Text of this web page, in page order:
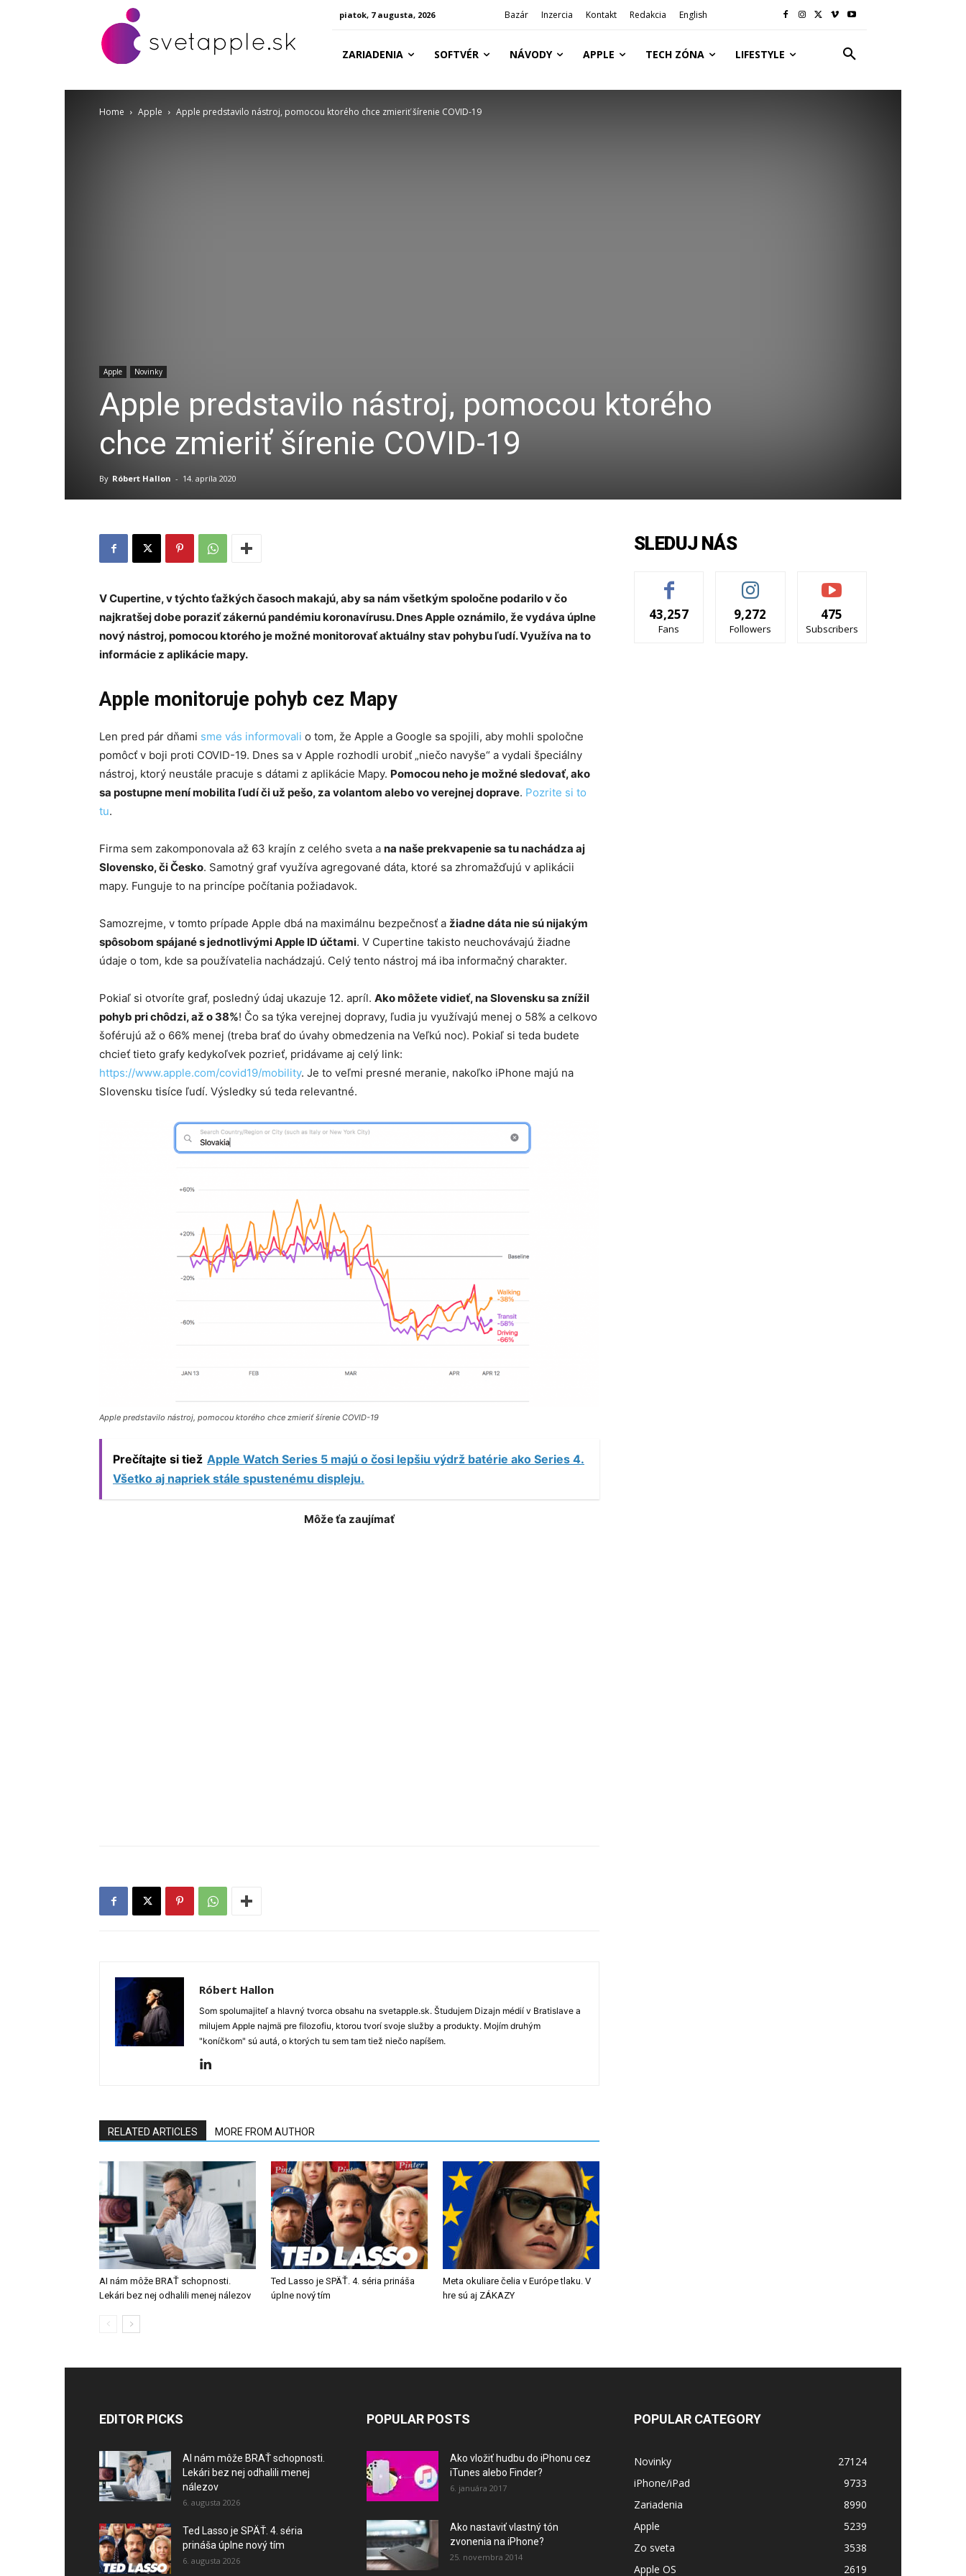
piatok, 7 augusta, 2026 Bazár Inzercia Kontakt Redakcia English
ZARIADENIA SOFTVÉR NÁVODY APPLE TECH ZÓNA LIFESTYLE
Home Apple Apple predstavilo nástroj, pomocou ktorého chce zmieriť šírenie COVID-19
Apple Novinky
Apple predstavilo nástroj, pomocou ktorého
chce zmieriť šírenie COVID-19
By Róbert Hallon - 14. apríla 2020
V Cupertine, v týchto ťažkých časoch makajú, aby sa nám všetkým spoločne podarilo v čo
najkratšej dobe poraziť zákernú pandémiu koronavírusu. Dnes Apple oznámilo, že vydáva úplne
nový nástroj, pomocou ktorého je možné monitorovať aktuálny stav pohybu ľudí. Využíva na to
informácie z aplikácie mapy.
Apple monitoruje pohyb cez Mapy
Len pred pár dňami sme vás informovali o tom, že Apple a Google sa spojili, aby mohli spoločne
pomôcť v boji proti COVID-19. Dnes sa v Apple rozhodli urobiť „niečo navyše“ a vydali špeciálny
nástroj, ktorý neustále pracuje s dátami z aplikácie Mapy. Pomocou neho je možné sledovať, ako
sa postupne mení mobilita ľudí či už pešo, za volantom alebo vo verejnej doprave. Pozrite si to
tu.
Firma sem zakomponovala až 63 krajín z celého sveta a na naše prekvapenie sa tu nachádza aj
Slovensko, či Česko. Samotný graf využíva agregované dáta, ktoré sa zhromažďujú v aplikácii
mapy. Funguje to na princípe počítania požiadavok.
Samozrejme, v tomto prípade Apple dbá na maximálnu bezpečnosť a žiadne dáta nie sú nijakým
spôsobom spájané s jednotlivými Apple ID účtami. V Cupertine takisto neuchovávajú žiadne
údaje o tom, kde sa používatelia nachádzajú. Celý tento nástroj má iba informačný charakter.
Pokiaľ si otvoríte graf, posledný údaj ukazuje 12. apríl. Ako môžete vidieť, na Slovensku sa znížil
pohyb pri chôdzi, až o 38%! Čo sa týka verejnej dopravy, ľudia ju využívajú menej o 58% a celkovo
šoférujú až o 66% menej (treba brať do úvahy obmedzenia na Veľkú noc). Pokiaľ si teda budete
chcieť tieto grafy kedykoľvek pozrieť, pridávame aj celý link:
https://www.apple.com/covid19/mobility. Je to veľmi presné meranie, nakoľko iPhone majú na
Slovensku tisíce ľudí. Výsledky sú teda relevantné.
Apple predstavilo nástroj, pomocou ktorého chce zmieriť šírenie COVID-19
Prečítajte si tiež Apple Watch Series 5 majú o čosi lepšiu výdrž batérie ako Series 4.
Všetko aj napriek stále spustenému displeju.
Môže ťa zaujímať
Róbert Hallon
Som spolumajiteľ a hlavný tvorca obsahu na svetapple.sk. Študujem Dizajn médií v Bratislave a
milujem Apple najmä pre filozofiu, ktorou tvorí svoje služby a produkty. Mojím druhým
"koníčkom" sú autá, o ktorých tu sem tam tiež niečo napíšem.
RELATED ARTICLES MORE FROM AUTHOR
AI nám môže BRAŤ schopnosti.
Lekári bez nej odhalili menej nálezov
Ted Lasso je SPÄŤ. 4. séria prináša
úplne nový tím
Meta okuliare čelia v Európe tlaku. V
hre sú aj ZÁKAZY
SLEDUJ NÁS
43,257
Fans
9,272
Followers
475
Subscribers
EDITOR PICKS
AI nám môže BRAŤ schopnosti.
Lekári bez nej odhalili menej
nálezov
6. augusta 2026
Ted Lasso je SPÄŤ. 4. séria
prináša úplne nový tím
6. augusta 2026
POPULAR POSTS
Ako vložiť hudbu do iPhonu cez
iTunes alebo Finder?
6. januára 2017
Ako nastaviť vlastný tón
zvonenia na iPhone?
25. novembra 2014
POPULAR CATEGORY
Novinky
27124
iPhone/iPad
9733
Zariadenia
8990
Apple
5239
Zo sveta
3538
Apple OS
2619